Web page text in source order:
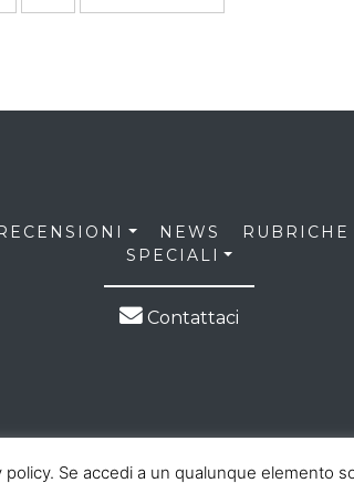
NEWS
RUBRICHE
SPECIALI
Contattaci
Se accedi a un qualunque elemento